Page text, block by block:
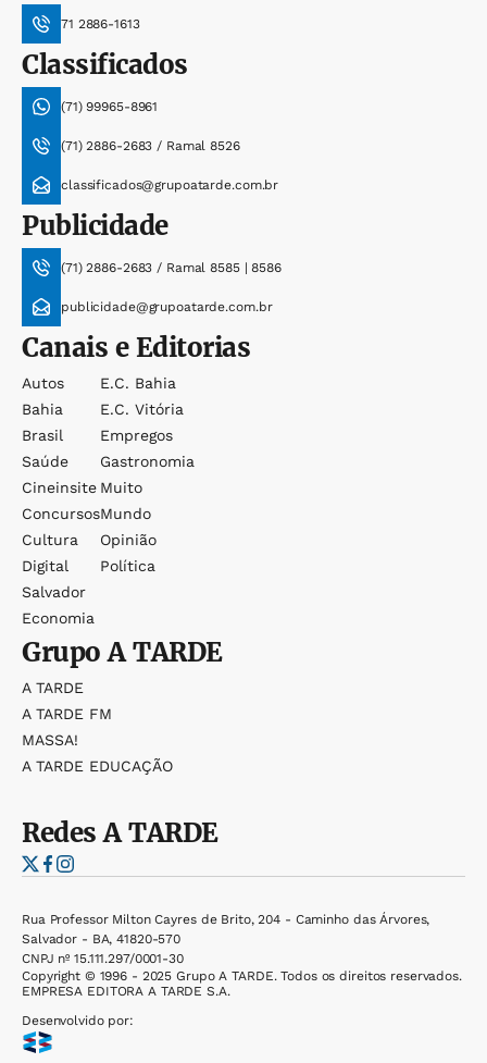
71 2886-1613
Classificados
(71) 99965-8961
(71) 2886-2683 / Ramal 8526
classificados@grupoatarde.com.br
Publicidade
(71) 2886-2683 / Ramal 8585 | 8586
publicidade@grupoatarde.com.br
Canais e Editorias
Autos
Bahia
Brasil
Saúde
Cineinsite
Concursos
Cultura
Digital
Salvador
Economia
E.c. Bahia
E.c. Vitória
Empregos
Gastronomia
Muito
Mundo
Opinião
Política
GrupoA TARDE
A TARDE
A TARDE FM
MASSA!
A TARDE EDUCAÇÃO
RedesA TARDE
Rua Professor Milton Cayres de Brito, 204 - Caminho das Árvores,
Salvador - BA, 41820-570
CNPJ nº 15.111.297/0001-30
Copyright © 1996 - 2025 Grupo A TARDE. Todos os direitos reservados.
EMPRESA EDITORA A TARDE S.A.
Desenvolvido por: